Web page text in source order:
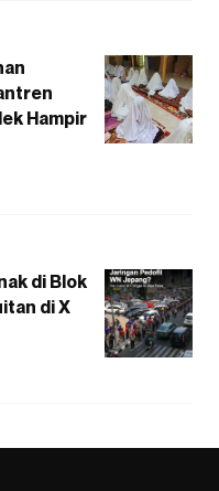
Hampir
di Blok
di X